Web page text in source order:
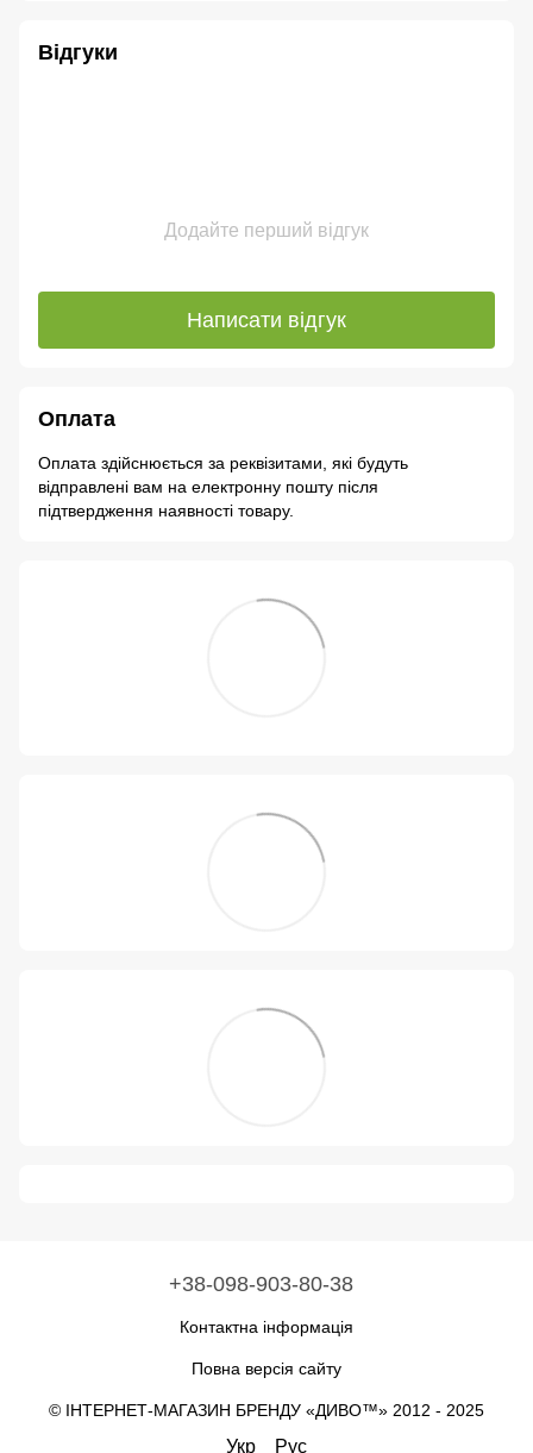
Відгуки
Додайте перший відгук
Написати відгук
Оплата
Оплата здійснюється за реквізитами, які будуть
відправлені вам на електронну пошту після
підтвердження наявності товару.
+38-098-903-80-38
Контактна інформація
Повна версія сайту
© ІНТЕРНЕТ-МАГАЗИН БРЕНДУ «ДИВО™» 2012 - 2025
Укр Рус